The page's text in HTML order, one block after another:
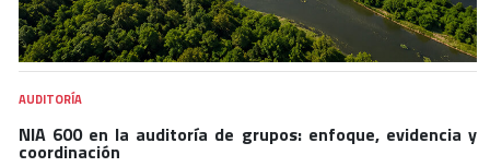
AUDITORÍA
NIA 600 en la auditoría de grupos: enfoque, evidencia y
coordinación